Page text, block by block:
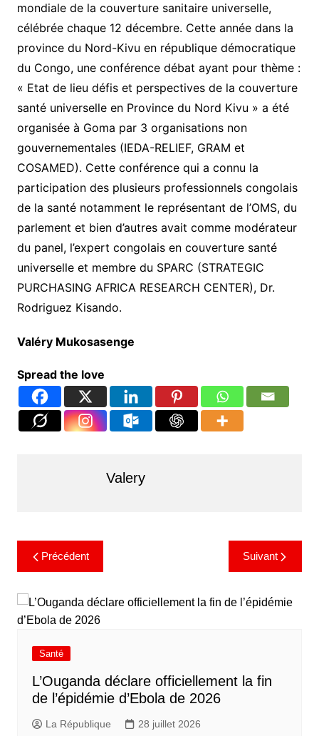
mondiale de la couverture sanitaire universelle,
célébrée chaque 12 décembre. Cette année dans la
province du Nord-Kivu en république démocratique
du Congo, une conférence débat ayant pour thème :
« Etat de lieu défis et perspectives de la couverture
santé universelle en Province du Nord Kivu » a été
organisée à Goma par 3 organisations non
gouvernementales (IEDA-RELIEF, GRAM et
COSAMED). Cette conférence qui a connu la
participation des plusieurs professionnels congolais
de la santé notamment le représentant de l’OMS, du
parlement et bien d’autres avait comme modérateur
du panel, l’expert congolais en couverture santé
universelle et membre du SPARC (STRATEGIC
PURCHASING AFRICA RESEARCH CENTER), Dr.
Rodriguez Kisando.
Valéry Mukosasenge
Spread the love
Valery
Précédent Suivant
Santé
L’Ouganda déclare officiellement la fin
de l’épidémie d’Ebola de 2026
La République 28 juillet 2026